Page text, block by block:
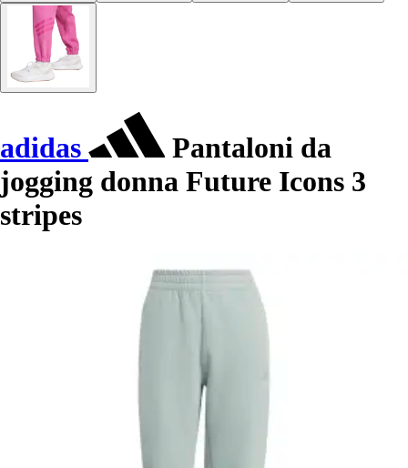
adidas
Pantaloni da
jogging donna Future Icons 3
stripes